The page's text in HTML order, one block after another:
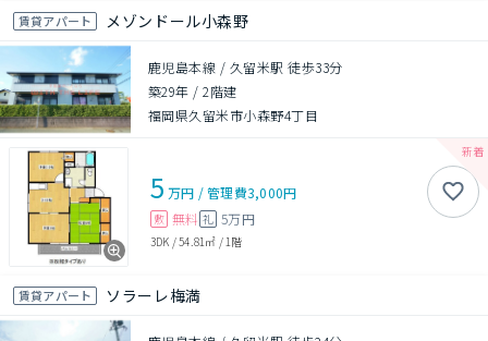
賃貸アパート メゾンドール小森野
鹿児島本線 / 久留米駅 徒歩33分
築29年 /2階建
福岡県久留米市小森野4丁目
5 万円 /管理費3,000円
敷 無料 礼 5万円
3DK /54.81㎡ / 1階
賃貸アパート ソラーレ梅満